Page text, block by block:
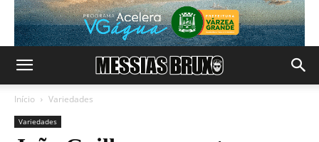
Início Variedades
Variedades